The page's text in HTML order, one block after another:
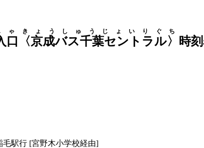
口〈京成バス千葉セントラル〉
ゃきょうしゅうじょいりぐち
時
毛駅行 [宮野木小学校経由]